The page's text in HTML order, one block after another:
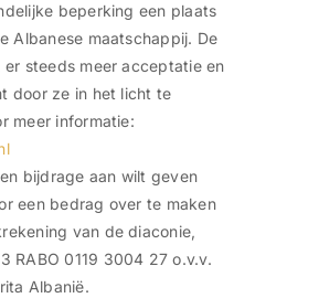
beperking een plaats
Albanese maatschappij. De
er steeds meer acceptatie en
door ze in het licht te
meer informatie:
bijdrage aan wilt geven
een bedrag over te maken
van de diaconie,
RABO 0119 3004 27 o.v.v.
Albanië.